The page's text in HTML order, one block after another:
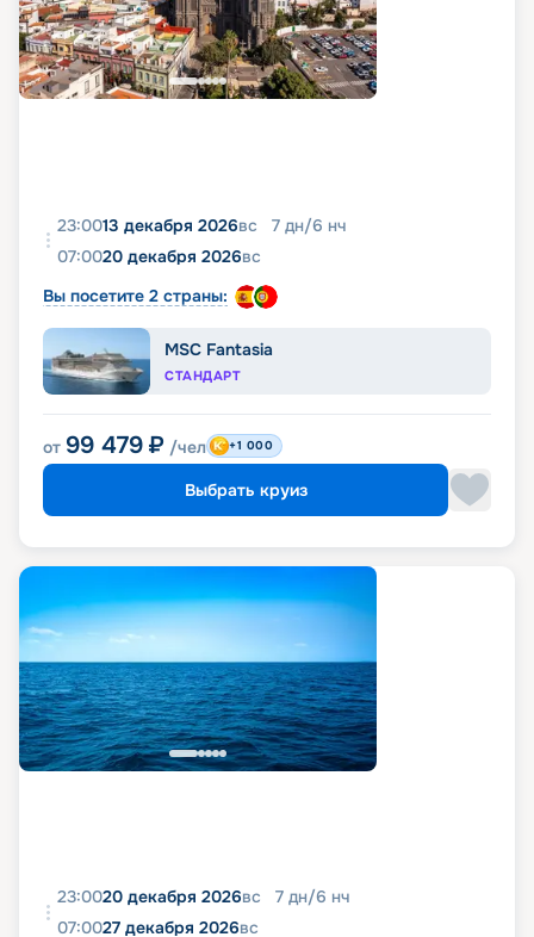
23:0013 декабря 2026вс 7 дн/6 нч
07:0020 декабря 2026вс
Вы посетите 2 страны:
MSC Fantasia
СТАНДАРТ
от 99 479 ₽ /чел +1 000
Выбрать круиз
23:0020 декабря 2026вс 7 дн/6 нч
07:0027 декабря 2026вс